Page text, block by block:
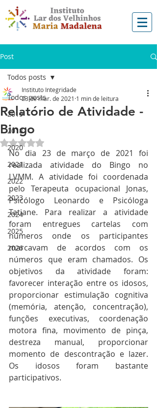
Post
Todos posts
2019
2018
2020
2021
2022
2023
2024
2025
2026
Todos posts
Relatório de Atividade -
Bingo
Instituto Integridade
23 de mar. de 2021 1 min de leitura
Avaliado com NaN de 5 estrelas.
No dia 23 de março de 2021 foi
realizada atividade do Bingo no
LVMM. A atividade foi coordenada
pelo Terapeuta ocupacional Jonas,
Psicólogo Leonardo e Psicóloga
Tatiane. Para realizar a atividade
foram entregues cartelas com
números onde os participantes
marcavam de acordos com os
números que eram chamados. Os
objetivos da atividade foram:
favorecer interação entre os idosos,
proporcionar estimulação cognitiva
(memória, atenção, concentração),
funções executivas, coordenação
motora fina, movimento de pinça,
destreza manual, proporcionar
momento de descontração e lazer.
Os idosos foram bastante
participativos.